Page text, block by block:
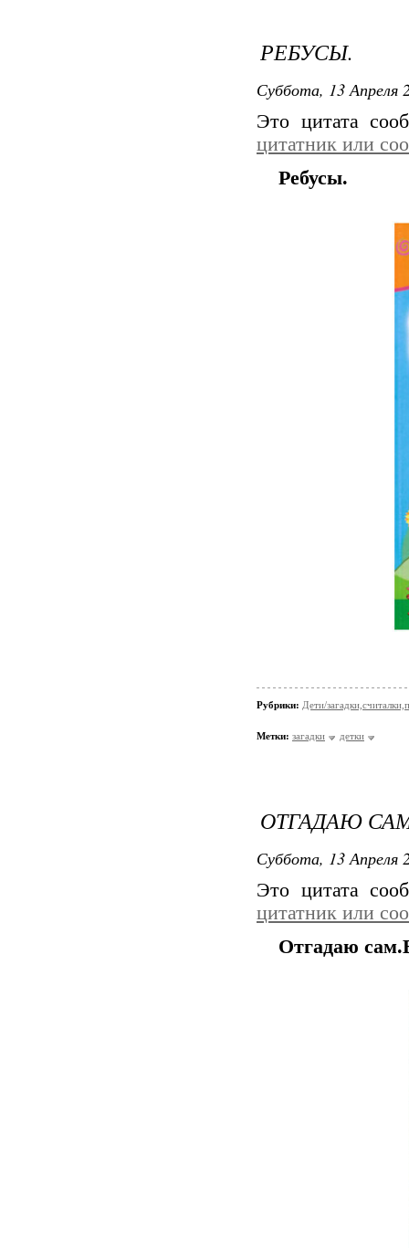
РЕБУСЫ.
Суббота, 13 Апреля
Это цитата
цитатник или
Ребусы.
Рубрики: Дети/
Метки: загадки детки
ОТГАДАЮ
Суббота, 13 Апреля
Это цитата
цитатник или
Отгадаю